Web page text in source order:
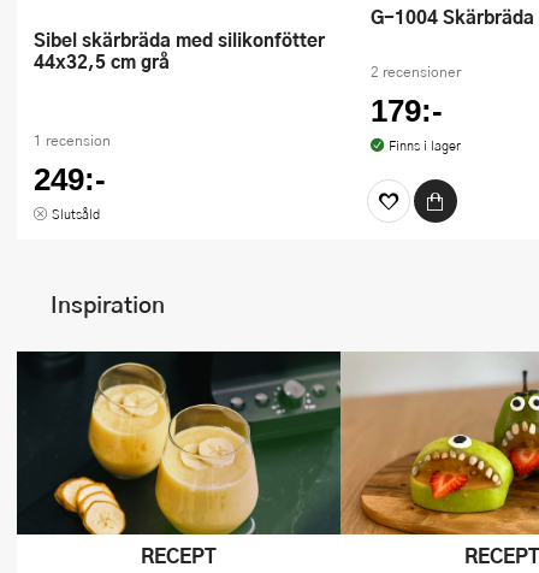
Sibel skärbräda med silikonfötter
44x32,5 cm grå
1 recension
249:-
Slutsåld
G-1004
2 recensioner
179:-
Finns i lager
Inspiration
RECEPT RECEPT